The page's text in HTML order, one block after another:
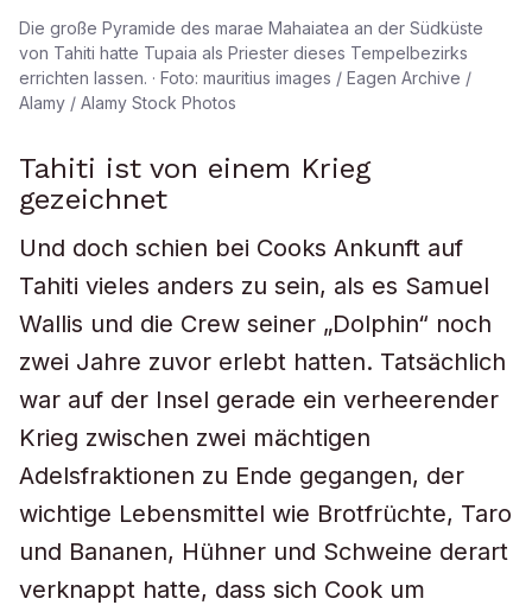
Die große Pyramide des marae Mahaiatea an der Südküste
von Tahiti hatte Tupaia als Priester dieses Tempelbezirks
errichten lassen. · Foto: mauritius images / Eagen Archive /
Alamy / Alamy Stock Photos
Tahiti ist von einem Krieg
gezeichnet
Und doch schien bei Cooks Ankunft auf
Tahiti vieles anders zu sein, als es Samuel
Wallis und die Crew seiner „Dolphin“ noch
zwei Jahre zuvor erlebt hatten. Tatsächlich
war auf der Insel gerade ein verheerender
Krieg zwischen zwei mächtigen
Adelsfraktionen zu Ende gegangen, der
wichtige Lebensmittel wie Brotfrüchte, Taro
und Bananen, Hühner und Schweine derart
verknappt hatte, dass sich Cook um